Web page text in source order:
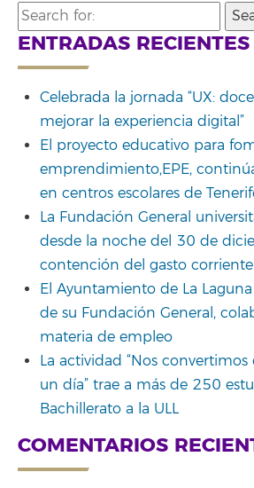
Search
for:
ENTRADAS RECIENTES
Celebrada la jornada “UX:
mejorar la experiencia digital”
El proyecto educativo para
emprendimiento,EPE,
en centros escolares de
La Fundación General
desde la noche del 30 de
contención del gasto corriente
El Ayuntamiento de La Laguna
de su Fundación General,
materia de empleo
La actividad “Nos
un día” trae a más de 250
Bachillerato a la ULL
COMENTARIOS